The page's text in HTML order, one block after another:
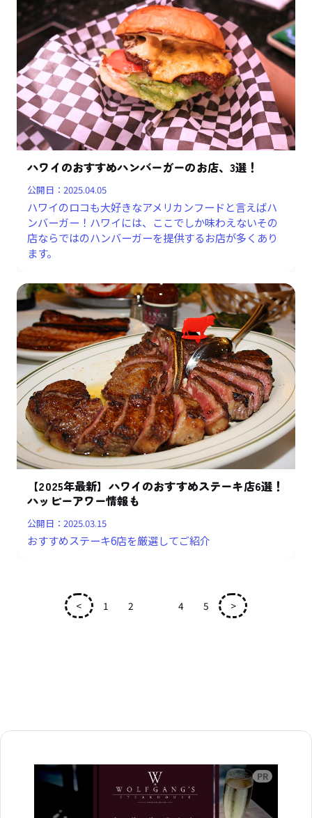
ハワイのおすすめハンバーガーのお店、3選！
公開日：2025.04.05
ハワイのロコも大好きなアメリカンフードと言えばハ
ンバーガー！ハワイには、ここでしか味わえないその
店ならではのハンバーガーを提供するお店が多くあり
ます。
【2025年最新】ハワイのおすすめステーキ店6選！
ハッピーアワー情報も
公開日：2025.03.15
おすすめステーキ6店を厳選してご紹介
< 1 2 4 5 >
広告